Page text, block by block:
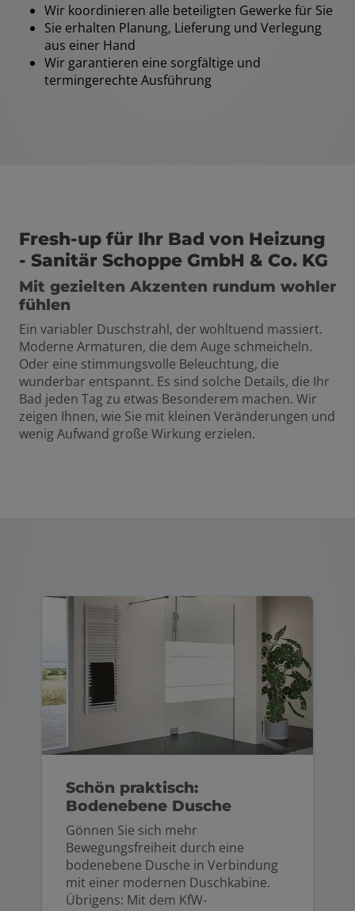
Wir koordinieren alle beteiligten Gewerke für Sie
Sie erhalten Planung, Lieferung und Verlegung
aus einer Hand
Wir garantieren eine sorgfältige und
termingerechte Ausführung
Fresh-up für Ihr Bad von Heizung
- Sanitär Schoppe GmbH & Co. KG
Mit gezielten Akzenten rundum wohler
fühlen
Ein variabler Duschstrahl, der wohltuend massiert.
Moderne Armaturen, die dem Auge schmeicheln.
Oder eine stimmungsvolle Beleuchtung, die
wunderbar entspannt. Es sind solche Details, die Ihr
Bad jeden Tag zu etwas Besonderem machen. Wir
zeigen Ihnen, wie Sie mit kleinen Veränderungen und
wenig Aufwand große Wirkung erzielen.
Schön praktisch:
Bodenebene Dusche
Gönnen Sie sich mehr
Bewegungsfreiheit durch eine
bodenebene Dusche in Verbindung
mit einer modernen Duschkabine.
Übrigens: Mit dem KfW-